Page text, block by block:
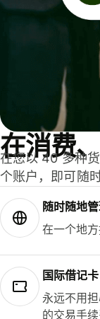
在消费
在您以 40 多种
个账户，即可随
随时随地
在一个地
国际借记卡
永远不用
的交易手续